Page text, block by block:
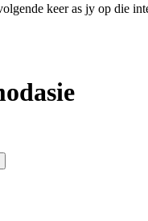
keer as jy op die